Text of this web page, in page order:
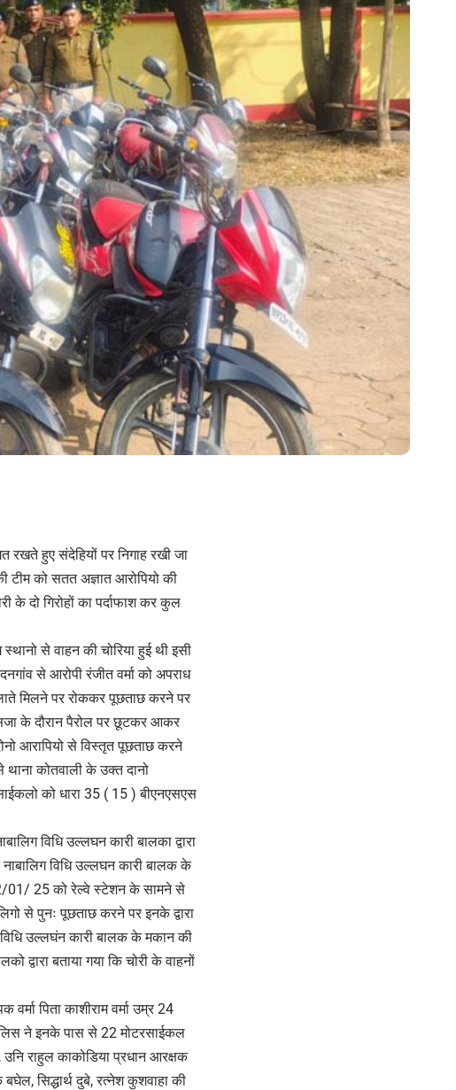
रखते हुए संदेहियों पर निगाह रखी जा
टीम को सतत अज्ञात आरोपियो की
के दो गिरोहों का पर्दाफाश कर कुल
से वाहन की चोरिया हुई थी इसी
से आरोपी रंजीत वर्मा को अपराध
मिलने पर रोककर पूछताछ करने पर
सजा के दौरान पैरोल पर छूटकर आकर
आरापियो से विस्तृत पूछताछ करने
थाना कोतवाली के उक्त दानो
को धारा 35 ( 15 ) बीएनएसएस
विधि उल्लघन कारी बालका द्वारा
विधि उल्लघन कारी बालक के
02/01/ 25 को रेल्वे स्टेशन के सामने से
से पुनः पूछताछ करने पर इनके द्वारा
उल्लघंन कारी बालक के मकान की
बताया गया कि चोरी के वाहनों
पिता काशीराम वर्मा उम्र 24
पुलिस ने इनके पास से 22 मोटरसाईकल
राहुल काकोडिया प्रधान आरक्षक
सिद्धार्थ दुबे, रत्नेश कुशवाहा की